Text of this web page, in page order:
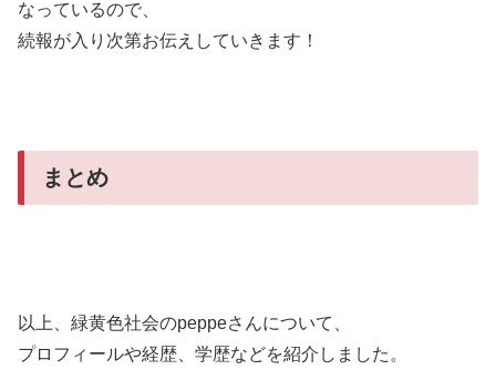
なっているので、
続報が入り次第お伝えしていきます！
まとめ
以上、緑黄色社会のpeppeさんについて、
プロフィールや経歴、学歴などを紹介しました。